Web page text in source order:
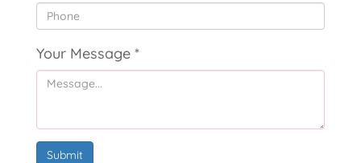
Your Message *
Submit